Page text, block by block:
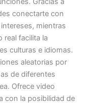
conectarte con
mientras
real facilita la
culturas e idiomas.
aleatorias por
de diferentes
Ofrece video
con la posibilidad de